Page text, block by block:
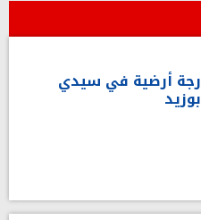
رجة أرضية في سيدي
بوزيد